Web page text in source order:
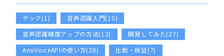
テック(1)
音声認識入門(15)
音声認識精度アップの方法(12)
開発してみた(27)
AmiVoiceAPIの使い方(28)
比較・検証(7)